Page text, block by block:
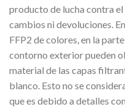
producto de lucha contra
cambios ni devoluciones.
FFP2 de colores, en la
contorno exterior pueden
material de las capas
blanco. Esto no se
que es debido a detalles